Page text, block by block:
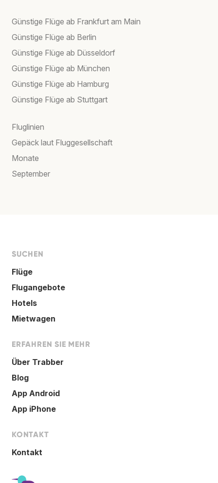
Günstige Flüge ab Frankfurt am Main
Günstige Flüge ab Berlin
Günstige Flüge ab Düsseldorf
Günstige Flüge ab München
Günstige Flüge ab Hamburg
Günstige Flüge ab Stuttgart
Fluglinien
Gepäck laut Fluggesellschaft
Monate
September
SUCHEN
Flüge
Flugangebote
Hotels
Mietwagen
ERFAHREN SIE MEHR
Über Trabber
Blog
App Android
App iPhone
KONTAKT
Kontakt